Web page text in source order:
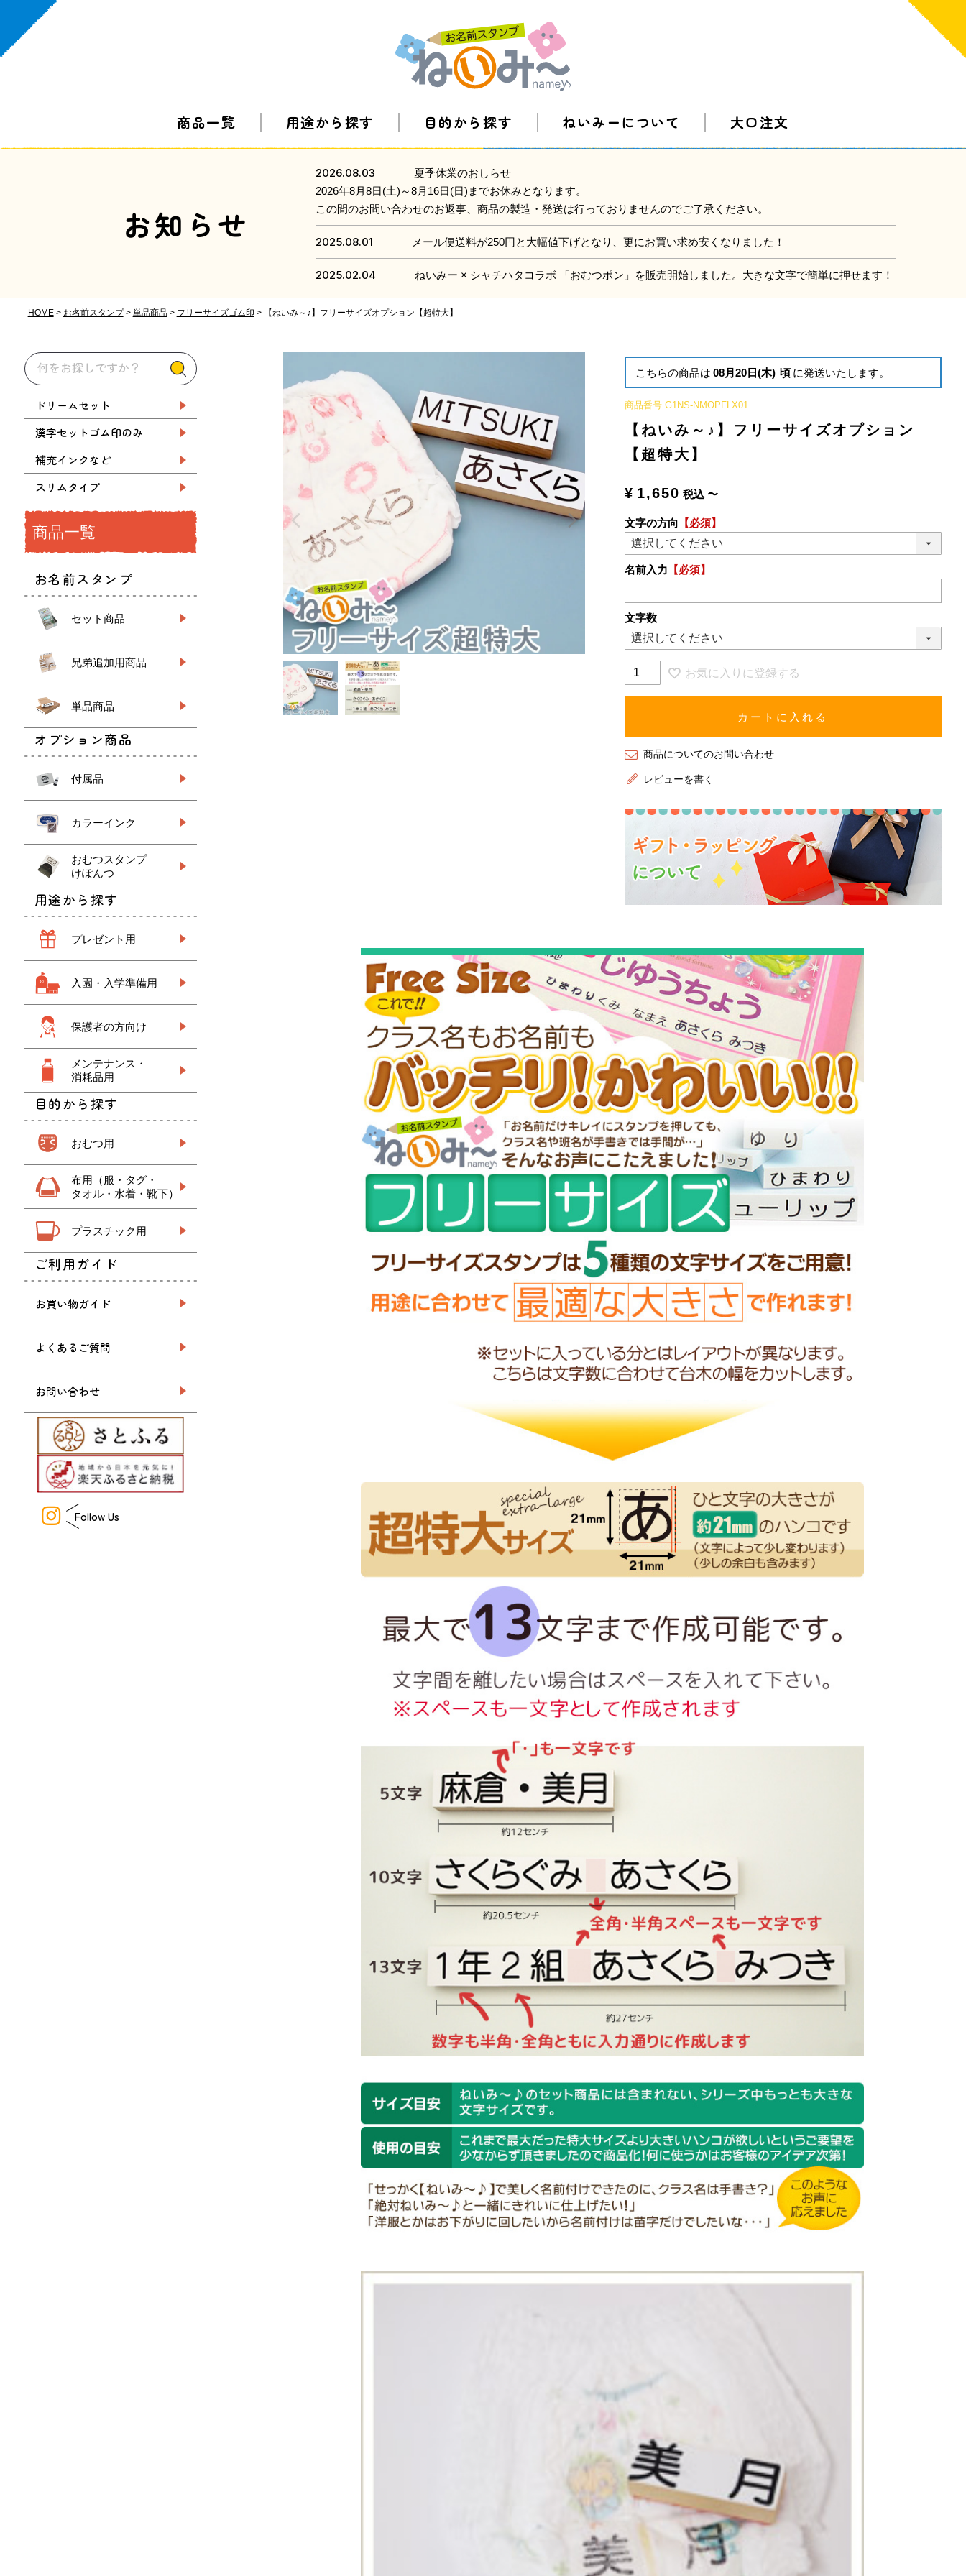
商品一覧 用途から探す 目的から探す ねいみーについて 大口注文
お知らせ
2026.08.03
夏季休業のおしらせ
2026年8月8日(土)～8月16日(日)までお休みとなります。
この間のお問い合わせのお返事、商品の製造・発送は行っておりませんのでご了承ください。
2025.08.01 メール便送料が250円と大幅値下げとなり、更にお買い求め安くなりました！
2025.02.04 ねいみー × シャチハタコラボ 「おむつポン」を販売開始しました。大きな文字で簡単に押せます！
HOME お名前スタンプ 単品商品 フリーサイズゴム印 【ねいみ～♪】フリーサイズオプション【超特大】
ドリームセット
漢字セットゴム印のみ
補充インクなど
スリムタイプ
商品一覧
お名前スタンプ
セット商品
兄弟追加用商品
単品商品
オプション商品
付属品
カラーインク
おむつスタンプ
けぽんつ
用途から探す
プレゼント用
入園・入学準備用
保護者の方向け
メンテナンス・
消耗品用
目的から探す
おむつ用
布用（服・タグ・
タオル・水着・靴下）
プラスチック用
ご利用ガイド
お買い物ガイド
よくあるご質問
お問い合わせ
Follow Us
こちらの商品は 08月20日(木) 頃 に発送いたします。
商品番号 G1NS-NMOPFLX01
【ねいみ～♪】フリーサイズオプション
【超特大】
¥ 1,650 税込 〜
文字の方向 【必須】
名前入力 【必須】
文字数
お気に入りに登録する
カートに入れる
商品についてのお問い合わせ
レビューを書く